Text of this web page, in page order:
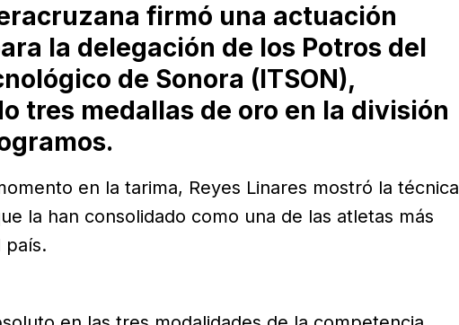
firmó una actuación
la delegación de los Potros del
de Sonora (ITSON),
tres medallas de oro en la división
en la tarima, Reyes Linares mostró la técnica
la han consolidado como una de las atletas más
país.